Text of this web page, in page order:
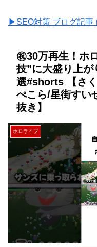
▶SEO対策 ブログ記事
㊗️30万再生！ホ
技”に大盛り上
選#shorts 【さ
ぺこら/星街すい
抜き】
ホロライブ